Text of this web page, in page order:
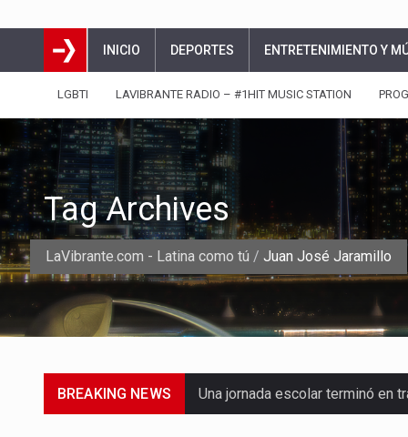
INICIO DEPORTES ENTRETENIMIENTO Y
LGBTI LAVIBRANTE RADIO – #1HIT MUSIC STATION
LaVibrante.com - Latina como tú / Juan José Jaramillo
Tag Archives
BREAKING NEWS Una jornada escolar terminó en